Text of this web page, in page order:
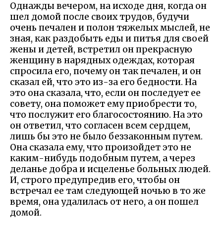
Однажды вечером, на исходе дня, когда он
шел домой после своих трудов, будучи
очень печален и полон тяжелых мыслей, не
зная, как раздобыть еды и питья для своей
жены и детей, встретил он прекрасную
женщину в нарядных одеждах, которая
спросила его, почему он так печален, и он
сказал ей, что это из-за его бедности. На
это она сказала, что, если он последует ее
совету, она поможет ему приобрести то,
что послужит его благосостоянию. На это
он ответил, что согласен всем сердцем,
лишь бы это не было беззаконным путем.
Она сказала ему, что произойдет это не
каким-нибудь подобным путем, а через
деланье добра и исцеленье больных людей.
И, строго предупредив его, чтобы он
встречал ее там следующей ночью в то же
время, она удалилась от него, а он пошел
домой.